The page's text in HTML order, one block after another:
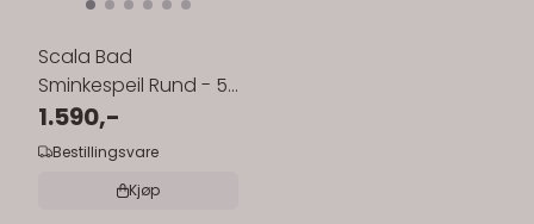
Scala Bad
Sminkespeil Rund - 5x
forstørrelse
1.590,-
Bestillingsvare
Kjøp